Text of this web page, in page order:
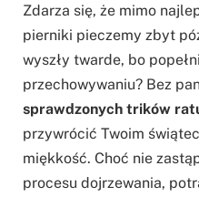
Zdarza się, że mimo
pierniki pieczemy zbyt
wyszły twarde, bo
przechowywaniu? Bez
sprawdzonych trików
przywrócić Twoim
miękkość. Choć nie
procesu dojrzewania,